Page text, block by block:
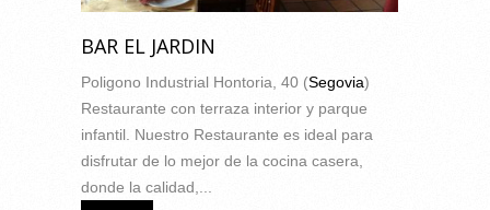
BAR EL JARDIN
Poligono Industrial Hontoria, 40 (Segovia)
Restaurante con terraza interior y parque
infantil. Nuestro Restaurante es ideal para
disfrutar de lo mejor de la cocina casera,
donde la calidad,...